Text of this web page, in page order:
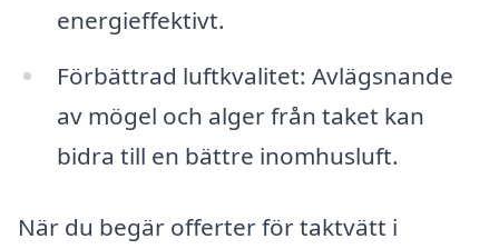
energieffektivt.
Förbättrad luftkvalitet: Avlägsnande
av mögel och alger från taket kan
bidra till en bättre inomhusluft.
När du begär offerter för taktvätt i